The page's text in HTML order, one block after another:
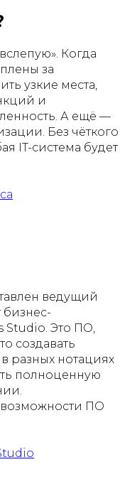
Когда
за
узкие места,
и
А ещё —
Без чёткого
IT-система будет
ведущий
бизнес-
Studio. Это ПО,
создавать
разных нотациях
полноценную
ПО